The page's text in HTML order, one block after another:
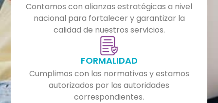
Contamos con alianzas estratégicas a nivel
nacional para fortalecer y garantizar la
calidad de nuestros servicios.
FORMALIDAD
Cumplimos con las normativas y estamos
autorizados por las autoridades
correspondientes.